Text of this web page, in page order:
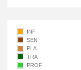
INF
SEN
PLA
TRA
PROF